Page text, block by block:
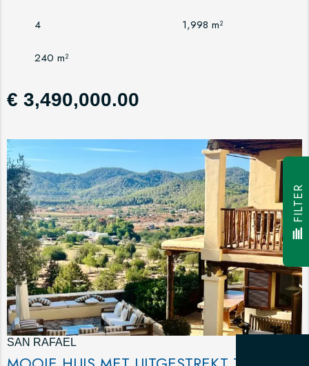
4 1,998 m²
240 m²
€ 3,490,000.00
SAN RAFAEL
FILTER